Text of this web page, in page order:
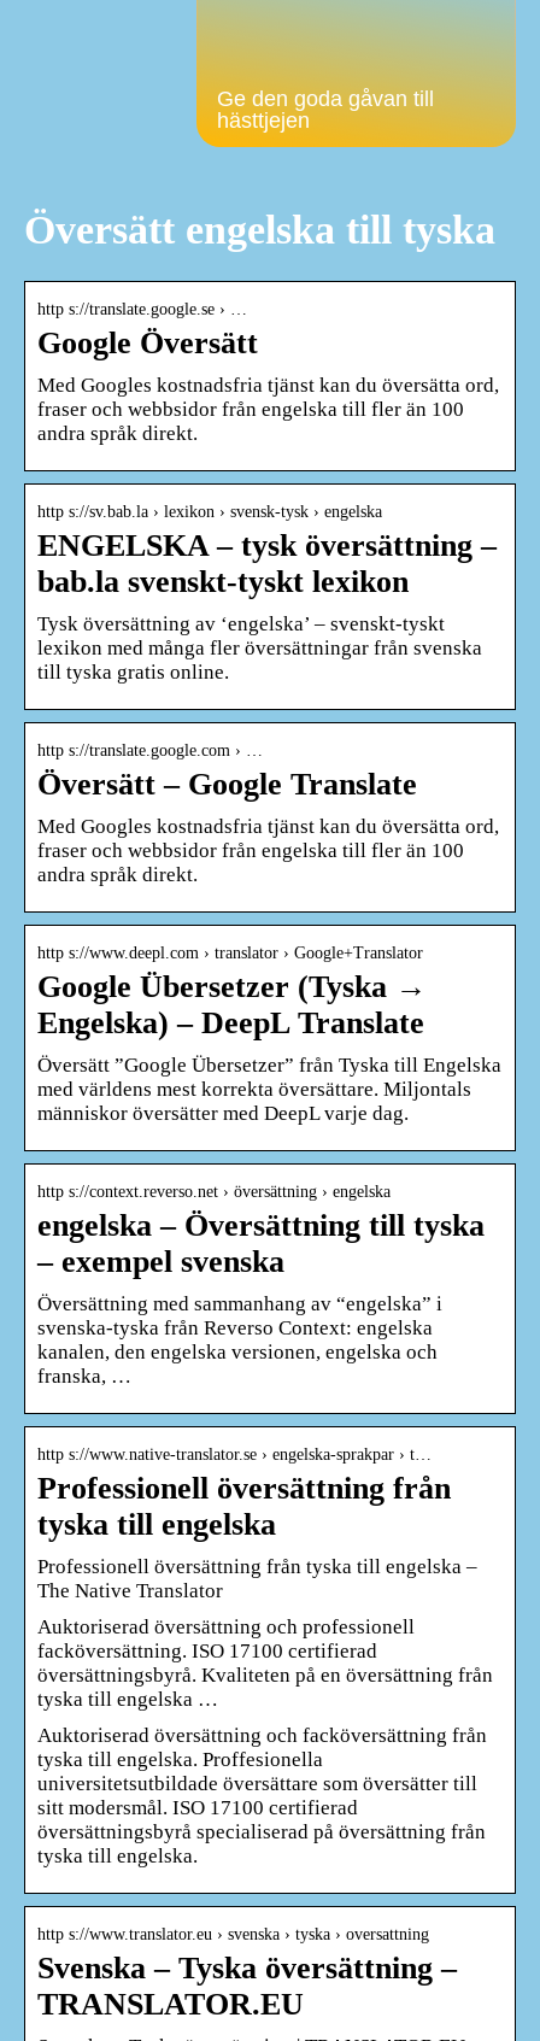
Ge den goda gåvan till
hästtjejen
Översätt engelska till tyska
http s://translate.google.se › …
Google Översätt
Med Googles kostnadsfria tjänst kan du översätta ord,
fraser och webbsidor från engelska till fler än 100
andra språk direkt.
http s://sv.bab.la › lexikon › svensk-tysk › engelska
ENGELSKA – tysk översättning –
bab.la svenskt-tyskt lexikon
Tysk översättning av ‘engelska’ – svenskt-tyskt
lexikon med många fler översättningar från svenska
till tyska gratis online.
http s://translate.google.com › …
Översätt – Google Translate
Med Googles kostnadsfria tjänst kan du översätta ord,
fraser och webbsidor från engelska till fler än 100
andra språk direkt.
http s://www.deepl.com › translator › Google+Translator
Google Übersetzer (Tyska →
Engelska) – DeepL Translate
Översätt ”Google Übersetzer” från Tyska till Engelska
med världens mest korrekta översättare. Miljontals
människor översätter med DeepL varje dag.
http s://context.reverso.net › översättning › engelska
engelska – Översättning till tyska
– exempel svenska
Översättning med sammanhang av “engelska” i
svenska-tyska från Reverso Context: engelska
kanalen, den engelska versionen, engelska och
franska, …
http s://www.native-translator.se › engelska-sprakpar › t…
Professionell översättning från
tyska till engelska
Professionell översättning från tyska till engelska –
The Native Translator
Auktoriserad översättning och professionell
facköversättning. ISO 17100 certifierad
översättningsbyrå. Kvaliteten på en översättning från
tyska till engelska …
Auktoriserad översättning och facköversättning från
tyska till engelska. Proffesionella
universitetsutbildade översättare som översätter till
sitt modersmål. ISO 17100 certifierad
översättningsbyrå specialiserad på översättning från
tyska till engelska.
http s://www.translator.eu › svenska › tyska › oversattning
Svenska – Tyska översättning –
TRANSLATOR.EU